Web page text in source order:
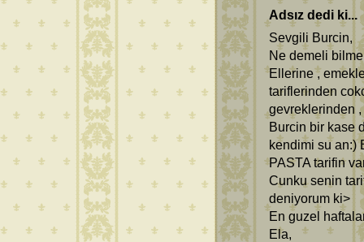
Adsız dedi ki...
Sevgili Burcin,
Ne demeli
Ellerine ,
tariflerinden
gevreklerinden
Burcin bir kase
kendimi su an:)
PASTA tarifin
Cunku senin
deniyorum ki>
En guzel
Ela,